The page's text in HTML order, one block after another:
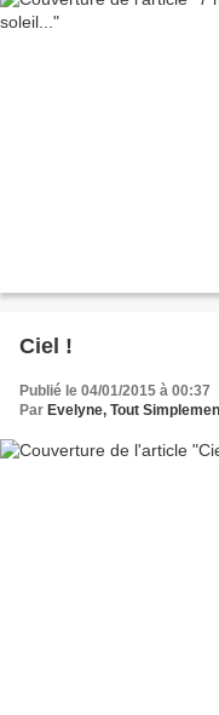
Ciel !
Publié le 04/01/2015 à 00:37
Par Evelyne, Tout